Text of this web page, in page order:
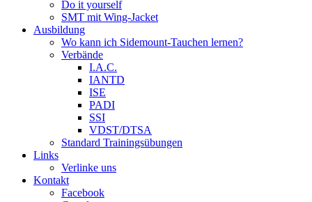
Do it yourself
SMT mit Wing-Jacket
Ausbildung
Wo kann ich Sidemount-Tauchen lernen?
Verbände
I.A.C.
IANTD
ISE
PADI
SSI
VDST/DTSA
Standard Trainingsübungen
Links
Verlinke uns
Kontakt
Facebook